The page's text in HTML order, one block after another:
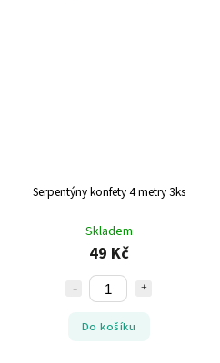
Serpentýny konfety 4 metry 3ks
Skladem
49 Kč
Do košíku